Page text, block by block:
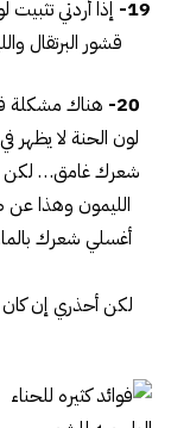
19- إذا أردتي
قشور البرتقال
20- هناك مشكلة
لون الحنة لا
شعرك غامق… لكن
الليمون وهذا
أغسلي شعرك
لكن أحذري إن